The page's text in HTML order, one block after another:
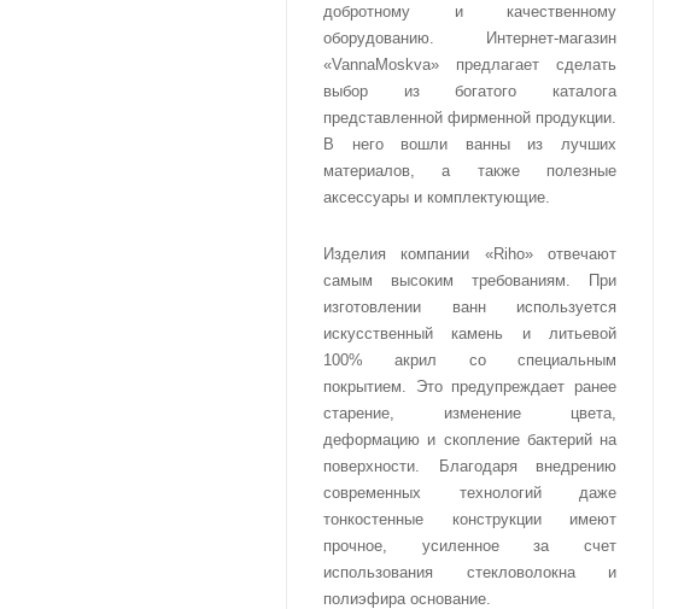
добротному и качественному
оборудованию. Интернет-магазин
«VannaMoskva» предлагает сделать
выбор из богатого каталога
представленной фирменной продукции.
В него вошли ванны из лучших
материалов, а также полезные
аксессуары и комплектующие.
Изделия компании «Riho» отвечают
самым высоким требованиям. При
изготовлении ванн используется
искусственный камень и литьевой
100% акрил со специальным
покрытием. Это предупреждает ранее
старение, изменение цвета,
деформацию и скопление бактерий на
поверхности. Благодаря внедрению
современных технологий даже
тонкостенные конструкции имеют
прочное, усиленное за счет
использования стекловолокна и
полиэфира основание.